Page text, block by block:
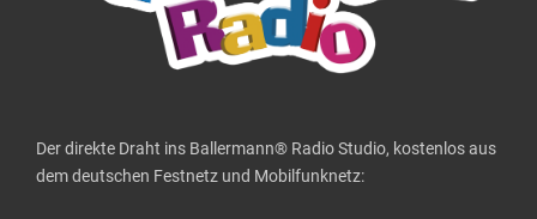
Der direkte Draht ins Ballermann® Radio Studio, kostenlos aus
dem deutschen Festnetz und Mobilfunknetz: